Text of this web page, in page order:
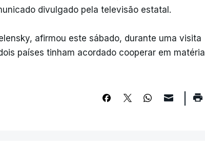
divulgado pela televisão estatal.
afirmou este sábado, durante uma visita
países tinham acordado cooperar em matéria